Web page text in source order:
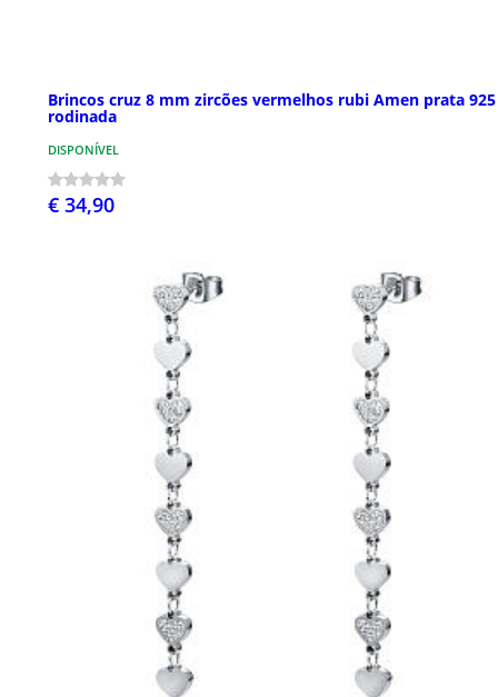
Brincos cruz 8 mm zircões vermelhos rubi Amen prata 925
rodinada
DISPONÍVEL
€ 34,90